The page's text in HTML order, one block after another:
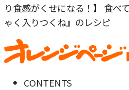
り食感がくせになる！】 食べ
ゃく入りつくね』のレシピ
CONTENTS